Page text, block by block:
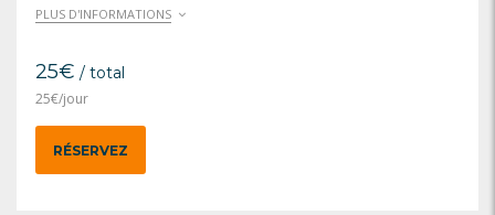
PLUS D'INFORMATIONS
25€ / total
25€/jour
RÉSERVEZ